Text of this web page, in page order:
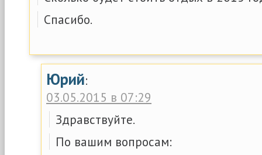
Спасибо.
Юрий:
03.05.2015 в 07:29
Здравствуйте.
По вашим вопросам: